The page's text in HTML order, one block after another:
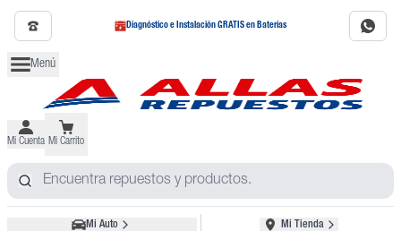
Diagnóstico e Instalación GRATIS en Baterías
Menú
Mi Cuenta Mi Carrito
Mi Auto Mi Tienda